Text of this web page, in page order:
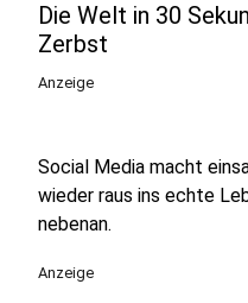
Die Welt in 30
Zerbst
Anzeige
Social Media macht
wieder raus ins echte
nebenan.
Anzeige